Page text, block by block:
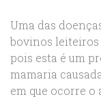
Uma das
bovinos leiteiros
pois esta é um
mamaria
em que ocorre o